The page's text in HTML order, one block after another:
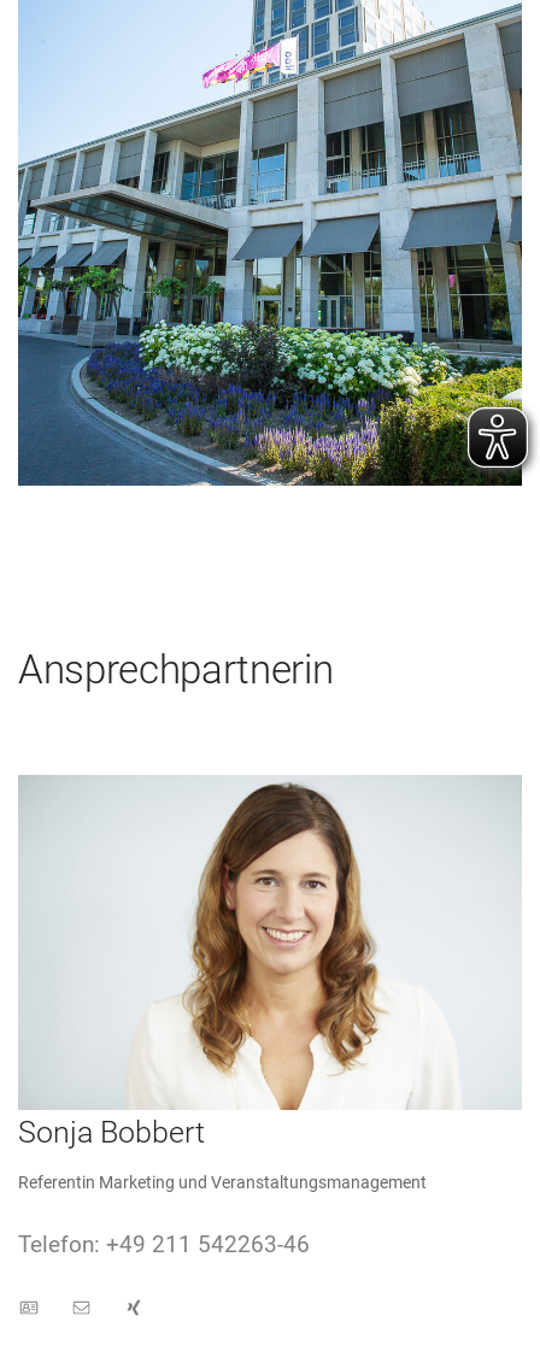
Ansprechpartnerin
Sonja Bobbert
Referentin Marketing und Veranstaltungsmanagement
Telefon: +49 211 542263-46